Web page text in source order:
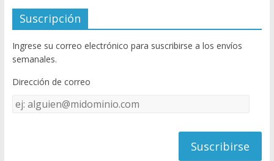
e
b
o
o
k
itt
er
u
T
u
e
C
Suscripción
Ingrese su correo electrónico para suscribirse a los envíos
semanales.
Dirección de correo
Dirección